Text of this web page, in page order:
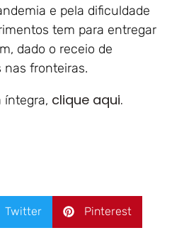
e pela dificuldade
tem para entregar
dado o receio de
fronteiras.
íntegra, clique aqui.
Twitter Pinterest